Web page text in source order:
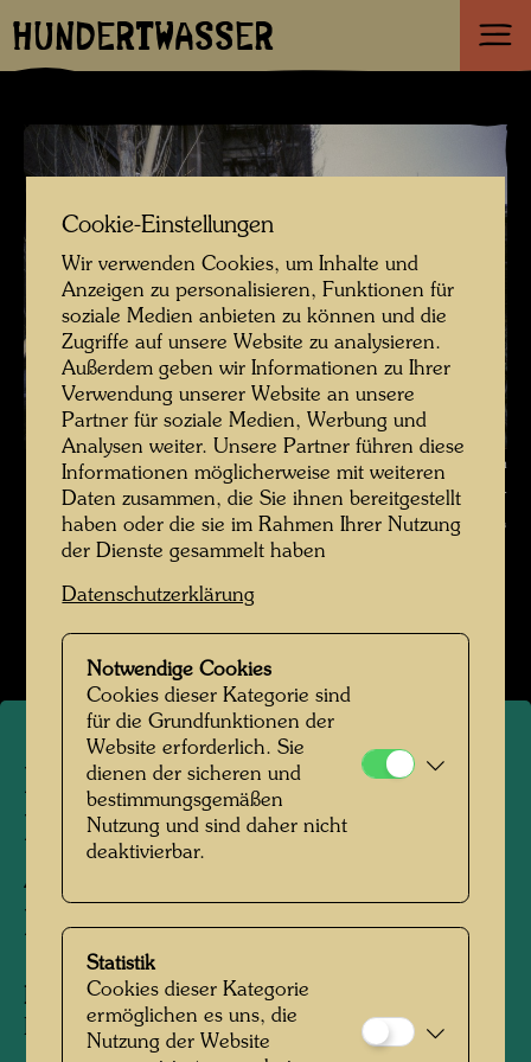
HUNDERTWASSER
Hundertwassers Baumpflanzaktion vor der Akademie der bildenden
Künste in Wien , Fotograf: Unbekannt Unknown © Hundertwasser
Archiv
Hundertwasser in den 1980er-Jahren
Hundertwassers
Baumpflanzaktion vor der
Akademie der bildenden
Künste in Wien
Personen am Foto: Friedensreich
Hundertwasser
Cookie-Einstellungen
Wir verwenden Cookies, um Inhalte und
Anzeigen zu personalisieren, Funktionen für
soziale Medien anbieten zu können und die
Zugriffe auf unsere Website zu analysieren.
Außerdem geben wir Informationen zu Ihrer
Verwendung unserer Website an unsere
Partner für soziale Medien, Werbung und
Analysen weiter. Unsere Partner führen diese
Informationen möglicherweise mit weiteren
Daten zusammen, die Sie ihnen bereitgestellt
haben oder die sie im Rahmen Ihrer Nutzung
der Dienste gesammelt haben
Datenschutzerklärung
Notwendige Cookies
Cookies dieser Kategorie sind
für die Grundfunktionen der
Website erforderlich. Sie
dienen der sicheren und
bestimmungsgemäßen
Nutzung und sind daher nicht
deaktivierbar.
Statistik
Cookies dieser Kategorie
ermöglichen es uns, die
Nutzung der Website